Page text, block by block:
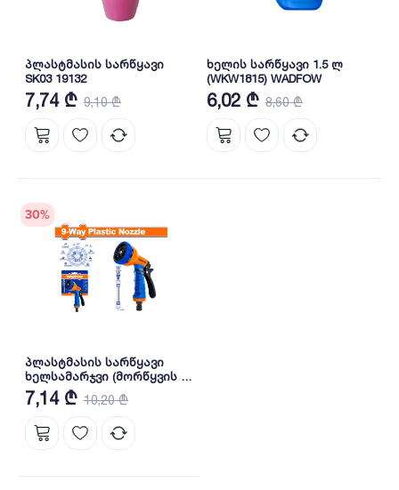
პლასტმასის სარწყავი
SK03 19132
7,74 ₾ 9,10 ₾
ხელის სარწყავი 1.5 ლ
(WKW1815) WADFOW
6,02 ₾ 8,60 ₾
30%
პლასტმასის სარწყავი
ხელსამარჯვი (მორწყვის 9
რეჟიმით) (WNE9E34)
WADFOW
7,14 ₾ 10,20 ₾